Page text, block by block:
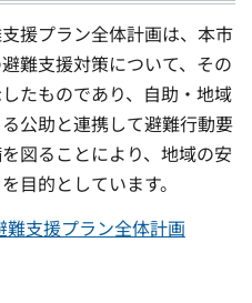
援プラン全体計画は、本市
難支援対策について、その
たものであり、自助・地域
公助と連携して避難行動要
図ることにより、地域の安
目的としています。
支援プラン全体計画